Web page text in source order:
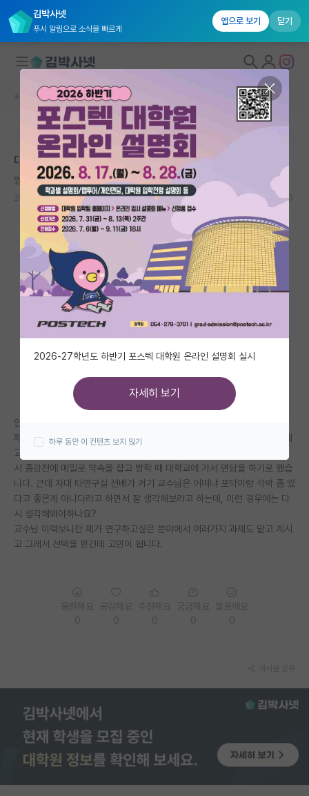
김박사넷
푸시 알림으로 소식을 빠르게
앱으로 보기 닫기
대학원생 모집
국내대학원 정보
연구실&오픈랩
커뮤니티
커뮤니티 홈
전체글보기
베스트 게시판
IF 명예의전당
자유 게시판(아무개랩)
미국 유학 게시판
미국 대학원 합격 후기 게시판
대학원 합격 후기 게시판
연구실(PI) 홍보 게시판
석박사 채용 정보 게시판
임용 정보 게시판
반도체/AI 게시판
장학금/장학생 게시판
커뮤니티 홈 자유 게시판(아무개랩)
본문이 수정되지 않는 박제글입니다.
대학원 컨택
멍때리는 가브리엘 마르케스
2024.04.03 3 1879
안녕하세요 국립대 농공학 계열 4학년 학생입니다.
제가 자대가 아닌 타대로 진학하려고 타대학 교수님께 컨택메일을 보냈는데
교수님께서 답장으로 되게 긍정적으로 말하시면서 방학때 면담하자고 하셔
서 종강전에 메일로 약속을 잡고 방학 때 대학교에 가서 면담을 하기로 했습
니다. 근데 자대 타연구실 선배가 거기 교수님은 어떠냐 포닥이랑 석박 좀 있
다고 좋은게 아니다라고 하면서 잘 생각해보라고 하는데, 이런 경우에는 다
시 생각해봐야하나요?
교수님 이력보니깐 제가 연구하고싶은 분야에서 여러가지 과제도 맡고 계시
고 그래서 선택을 한건데 고민이 됩니다.
2026-27학년도 하반기 포스텍 대학원 온라인 설명회 실시
자세히 보기
하루 동안 이 컨텐츠 보지 않기